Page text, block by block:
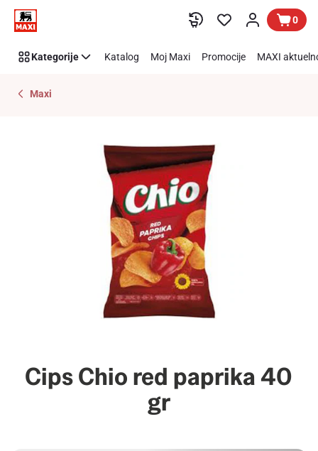
Preskoči link 0
Kategorije Katalog Moj Maxi Promocije MAXI
Maxi
Cips Chio red paprika 40
gr